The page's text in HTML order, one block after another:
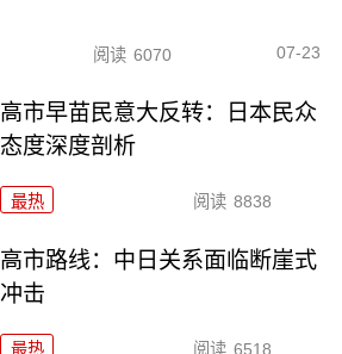
阅读 6070 07-23
高市早苗民意大反转：日本民众
态度深度剖析
最热 阅读 8838
高市路线：中日关系面临断崖式
冲击
最热 阅读 6518